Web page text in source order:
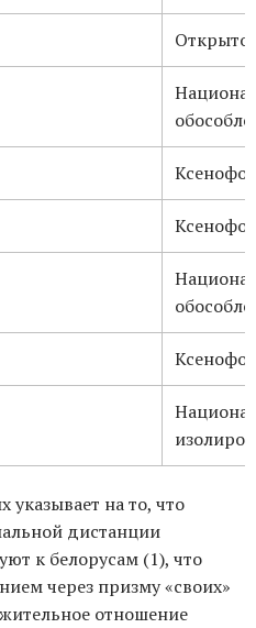
на то, что
дистанции
к белорусам (1), что
через призму «своих»
отношение